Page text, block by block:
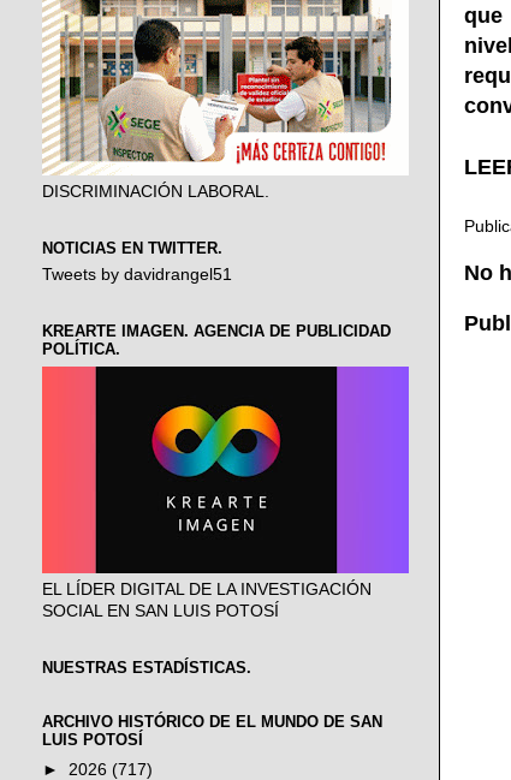
que
No
DISCRIMINACIÓN LABORAL.
NOTICIAS EN TWITTER.
Tweets by davidrangel51
KREARTE IMAGEN. AGENCIA DE PUBLICIDAD
POLÍTICA.
EL LÍDER DIGITAL DE LA INVESTIGACIÓN
SOCIAL EN SAN LUIS POTOSÍ
NUESTRAS ESTADÍSTICAS.
ARCHIVO HISTÓRICO DE EL MUNDO DE SAN
LUIS POTOSÍ
► 2026 (717)